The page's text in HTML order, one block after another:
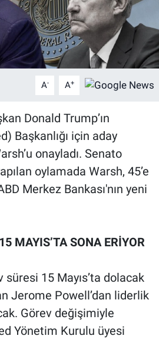
A- A+
Donald Trump’ın
Başkanlığı için aday
onayladı. Senato
oylamada Warsh, 45’e
Merkez Bankası'nın yeni
MAYIS’TA SONA ERİYOR
15 Mayıs’ta dolacak
Jerome Powell’dan liderlik
Görev değişimiyle
Yönetim Kurulu üyesi